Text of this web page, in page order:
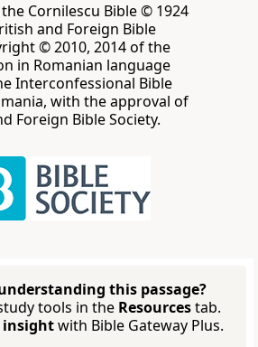
Cornilescu Bible © 1924
and Foreign Bible
© 2010, 2014 of the
in Romanian language
Interconfessional Bible
with the approval of
Foreign Bible Society.
this passage?
tools in the Resourcestab.
insightwith Bible Gateway Plus.